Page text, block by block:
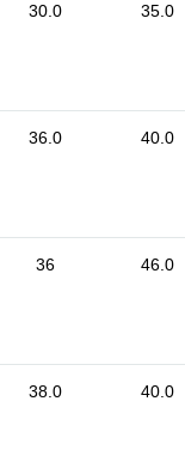
30.0 35.0
36.0 40.0
36 46.0
38.0 40.0